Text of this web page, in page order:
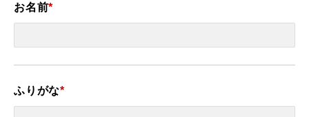
お名前*
ふりがな*